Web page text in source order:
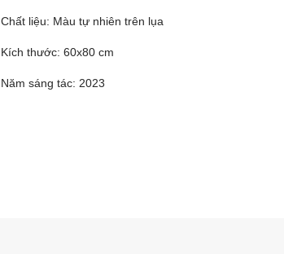
Chất liệu: Màu tự nhiên trên lụa
Kích thước: 60x80 cm
Năm sáng tác: 2023